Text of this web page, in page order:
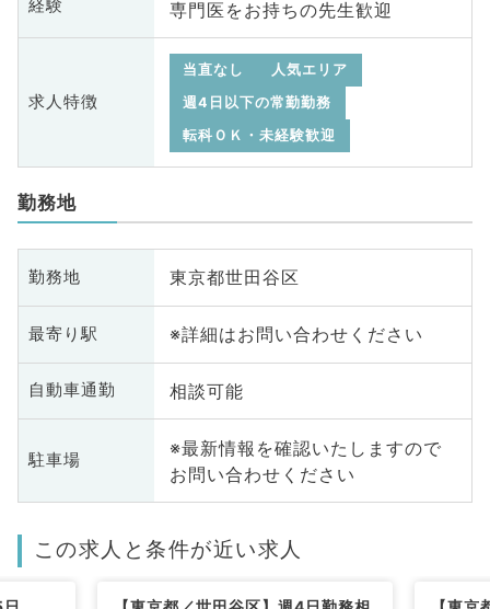
経験
専門医をお持ちの先生歓迎
求人特徴
当直なし
人気エリア
週4日以下の常勤勤務
転科ＯＫ・未経験歓迎
勤務地
勤務地 東京都世田谷区
最寄り駅 ※詳細はお問い合わせください
自動車通勤 相談可能
駐車場
※最新情報を確認いたしますので
お問い合わせください
この求人と条件が近い求人